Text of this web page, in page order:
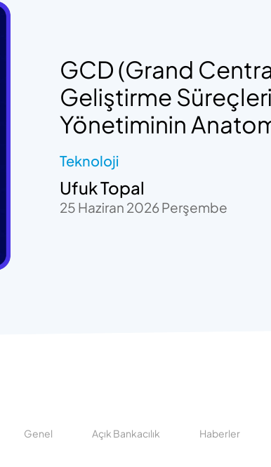
GCD (Grand
Geliştirme
Yönetiminin
Teknoloji
Ufuk Topal
25 Haziran 2026 Perşembe
Genel Açık Bankacılık Haberler